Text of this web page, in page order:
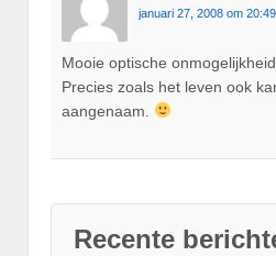
januari 27, 2008 om 20:49
Mooie optische
Precies zoals het leven ook
aangenaam.
Recente